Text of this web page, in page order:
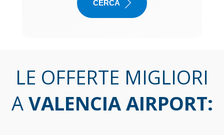
CERCA
LE OFFERTE MIGLIORI
A VALENCIA AIRPORT: